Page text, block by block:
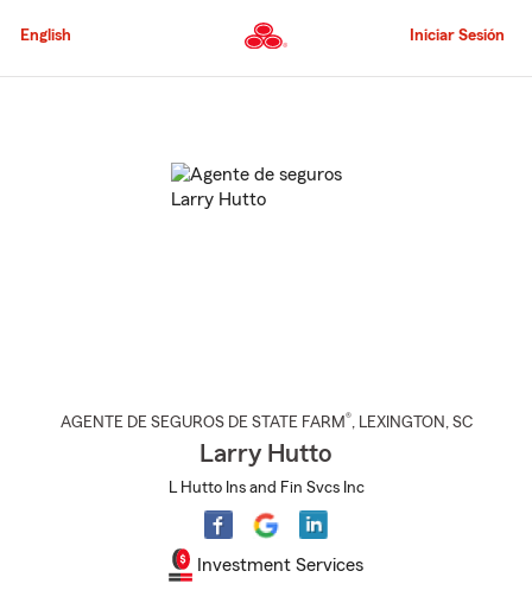
al
principal
English Iniciar Sesión
AGENTE DE SEGUROS DE STATE FARM®, LEXINGTON , SC
Larry Hutto
L Hutto Ins and Fin Svcs Inc
Investment Services